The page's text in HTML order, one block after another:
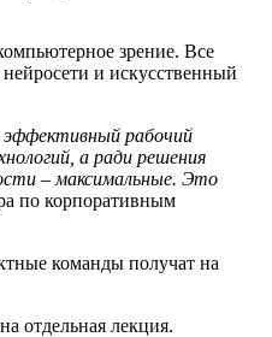
зрение. Все
и искусственный
эффективный рабочий
а ради решения
– максимальные. Это
по корпоративным
команды получат на
отдельная лекция.